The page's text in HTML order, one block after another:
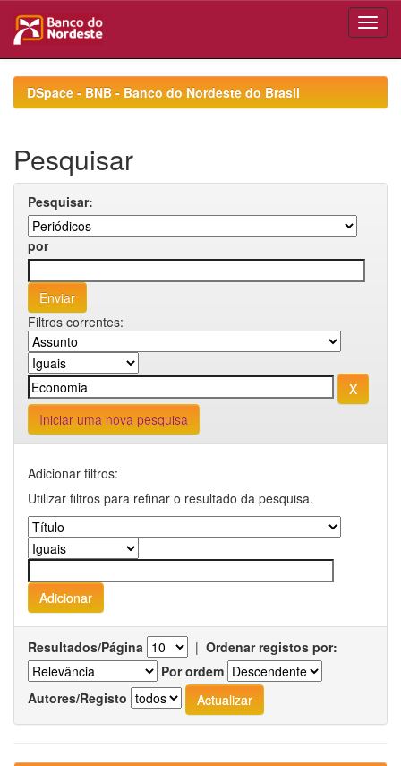
navigationDSpace - BNB - Banco do Nordeste do Brasil
Pesquisar
Pesquisar:
por
Filtros correntes:
Iniciar uma nova pesquisa
Adicionar filtros:
Utilizar filtros para refinar o resultado da pesquisa.
Resultados/Página | Ordenar registos por:
Por ordem
Autores/Registo